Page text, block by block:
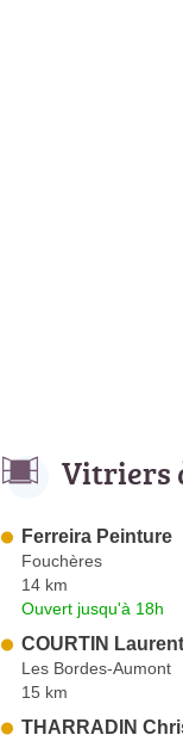
Vitriers
Ferreira Peinture
Fouchères
14 km
Ouvert jusqu'à 18h
COURTIN Laurent
Les Bordes-Aumont
15 km
THARRADIN